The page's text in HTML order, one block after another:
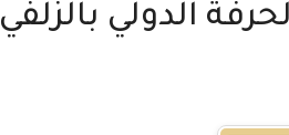
الدولي بالزلفي